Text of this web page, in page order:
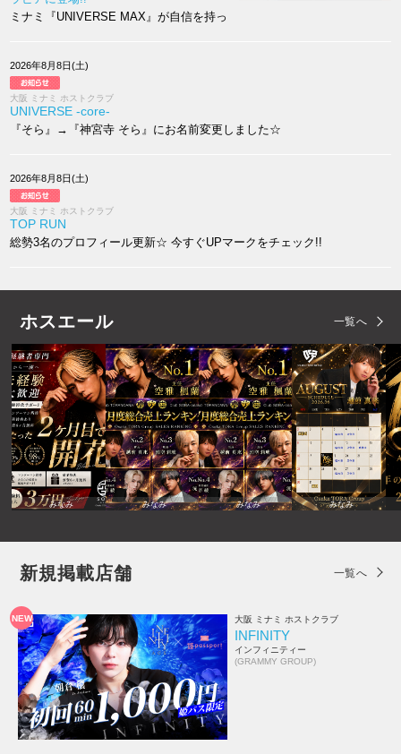
ミナミ『UNIVERSE MAX』が自信を持っ
2026年8月8日(土)
大阪 ミナミ ホストクラブ
UNIVERSE -core-
『そら』→『神宮寺 そら』にお名前変更しました☆
2026年8月8日(土)
大阪 ミナミ ホストクラブ
TOP RUN
総勢3名のプロフィール更新☆ 今すぐUPマークをチェック!!
ホスエール 一覧へ
みなみ みなみ みなみ みなみ
新規掲載店舗 一覧へ
NEW 大阪 ミナミ ホストクラブ
INFINITY
インフィニティー
(GRAMMY GROUP)